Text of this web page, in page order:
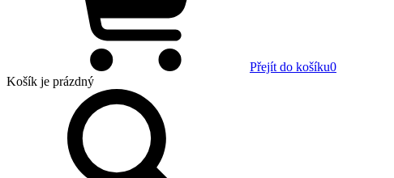
Přejít do košíku0
Košík je prázdný